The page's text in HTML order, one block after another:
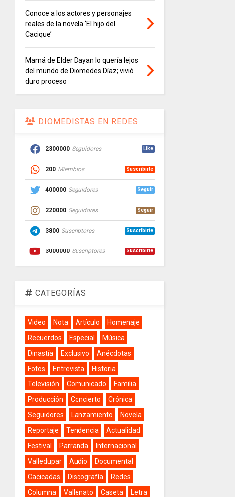
Conoce a los actores y personajes
reales de la novela ‘El hijo del
Cacique’
Mamá de Elder Dayan lo quería lejos
del mundo de Diomedes Díaz; vivió
duro proceso
DIOMEDISTAS EN REDES
2300000 Seguidores Like
200 Miembros Suscribirte
400000 Seguidores Seguir
220000 Seguidores Seguir
3800 Suscriptores Suscribirte
3000000 Suscriptores Suscribirte
CATEGORÍAS
Video Nota Artículo
Homenaje
Recuerdos
Especial
Música
Dinastía
Exclusivo
Anécdotas
Fotos
Entrevista
Historia
Televisión
Comunicado
Familia
Producción
Concierto
Crónica
Seguidores
Lanzamiento
Novela
Reportaje
Tendencia
Actualidad
Festival
Parranda
Internacional
Valledupar
Audio
Documental
Cacicadas
Discografía
Redes
Columna
Vallenato Caseta
Letra